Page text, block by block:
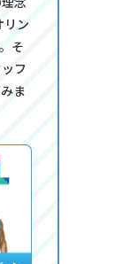
リン
そ
フ
ま